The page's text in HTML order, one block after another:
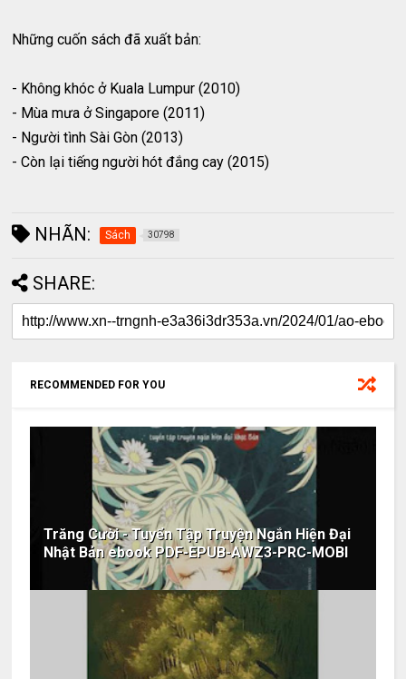
Những cuốn sách đã xuất bản:
- Không khóc ở Kuala Lumpur (2010)
- Mùa mưa ở Singapore (2011)
- Người tình Sài Gòn (2013)
- Còn lại tiếng người hót đắng cay (2015)
NHÃN: Sách 30798
SHARE:
RECOMMENDED FOR YOU
Trăng Cười - Tuyển Tập Truyện Ngắn Hiện Đại
Nhật Bản ebook PDF-EPUB-AWZ3-PRC-MOBI